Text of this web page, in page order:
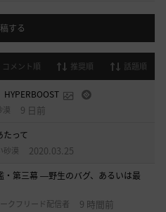
する
コメント順 推奨順 話題順
漠 9 日前
たって
砂漠 2020.03.25
・第三幕 ―野生のバグ、あるいは最
クフリード配信者 9 時間前